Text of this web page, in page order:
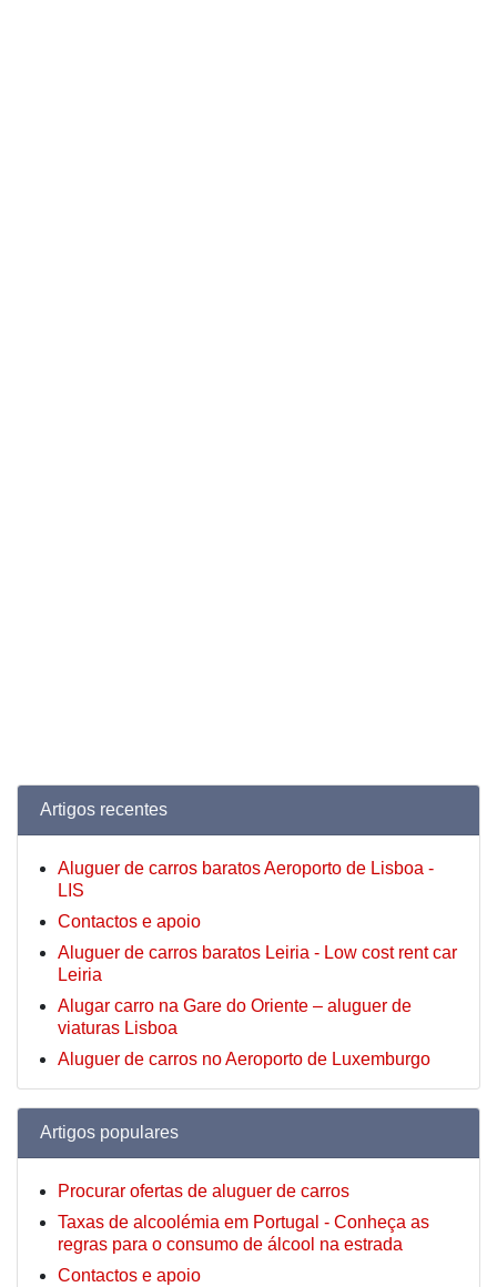
Artigos recentes
Aluguer de carros baratos Aeroporto de Lisboa -
LIS
Contactos e apoio
Aluguer de carros baratos Leiria - Low cost rent car
Leiria
Alugar carro na Gare do Oriente – aluguer de
viaturas Lisboa
Aluguer de carros no Aeroporto de Luxemburgo
Artigos populares
Procurar ofertas de aluguer de carros
Taxas de alcoolémia em Portugal - Conheça as
regras para o consumo de álcool na estrada
Contactos e apoio